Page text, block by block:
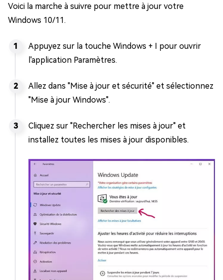
Voici la marche à suivre pour mettre à jour votre
Windows 10/11.
Appuyez sur la touche Windows + I pour ouvrir
l'application Paramètres.
Allez dans "Mise à jour et sécurité" et sélectionnez
"Mise à jour Windows".
Cliquez sur "Rechercher les mises à jour" et
installez toutes les mises à jour disponibles.